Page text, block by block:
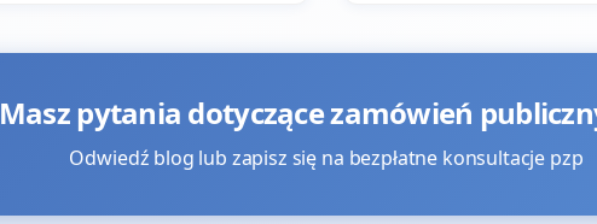
Masz pytania dotyczące zamówień
Odwiedź blog lub zapisz się na bezpłatne konsultacje pzp